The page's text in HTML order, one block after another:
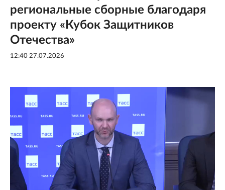
региональные сборные благодаря
проекту «Кубок Защитников
Отечества»
12:40 27.07.2026